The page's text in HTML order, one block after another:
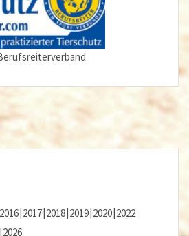
2016 2017 2018 2019 2020 2022
2026